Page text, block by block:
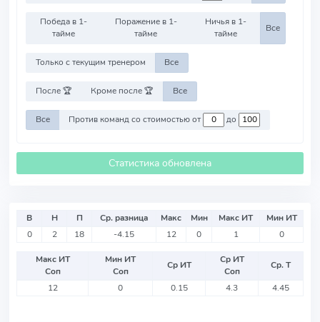
Победа в 1-
тайме
Поражение в 1-
тайме
Ничья в 1-
тайме
Все
Только с текущим тренером Все
После 🏆 Кроме после 🏆 Все
Все Против команд со стоимостью от до
Статистика обновлена
В Н П Ср. разница Макс Мин Макс ИТ
Мин ИТ
0
2 18 -4.15 12 0 1 0
Макс ИТ
Соп
Мин ИТ
Соп
Ср ИТ
Ср ИТ
Соп
Ср. Т
12
0 0.15 4.3 4.45